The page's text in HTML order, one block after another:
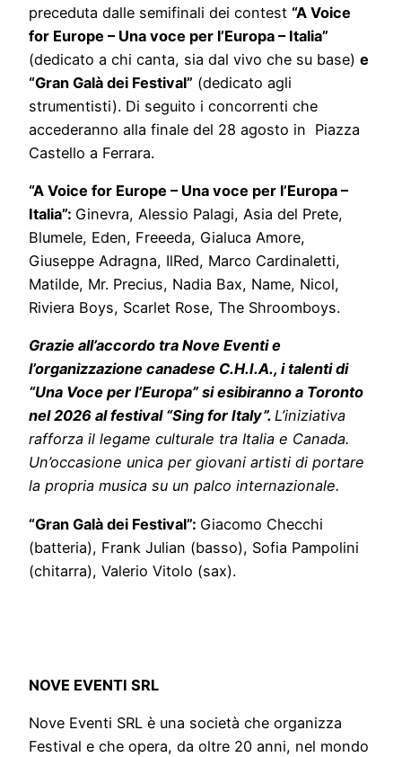
preceduta dalle semifinali dei contest “A Voice
for Europe – Una voce per l’Europa – Italia”
(dedicato a chi canta, sia dal vivo che su base) e
“Gran Galà dei Festival” (dedicato agli
strumentisti). Di seguito i concorrenti che
accederanno alla finale del 28 agosto in Piazza
Castello a Ferrara.
“A Voice for Europe – Una voce per l’Europa –
Italia”: Ginevra, Alessio Palagi, Asia del Prete,
Blumele, Eden, Freeeda, Gialuca Amore,
Giuseppe Adragna, IlRed, Marco Cardinaletti,
Matilde, Mr. Precius, Nadia Bax, Name, Nicol,
Riviera Boys, Scarlet Rose, The Shroomboys.
Grazie all’accordo tra Nove Eventi e
l’organizzazione canadese C.H.I.A., i talenti di
“Una Voce per l’Europa” si esibiranno a Toronto
nel 2026 al festival “Sing for Italy”. L’iniziativa
rafforza il legame culturale tra Italia e Canada.
Un’occasione unica per giovani artisti di portare
la propria musica su un palco internazionale.
“Gran Galà dei Festival”: Giacomo Checchi
(batteria), Frank Julian (basso), Sofia Pampolini
(chitarra), Valerio Vitolo (sax).
NOVE EVENTI SRL
Nove Eventi SRL è una società che organizza
Festival e che opera, da oltre 20 anni, nel mondo